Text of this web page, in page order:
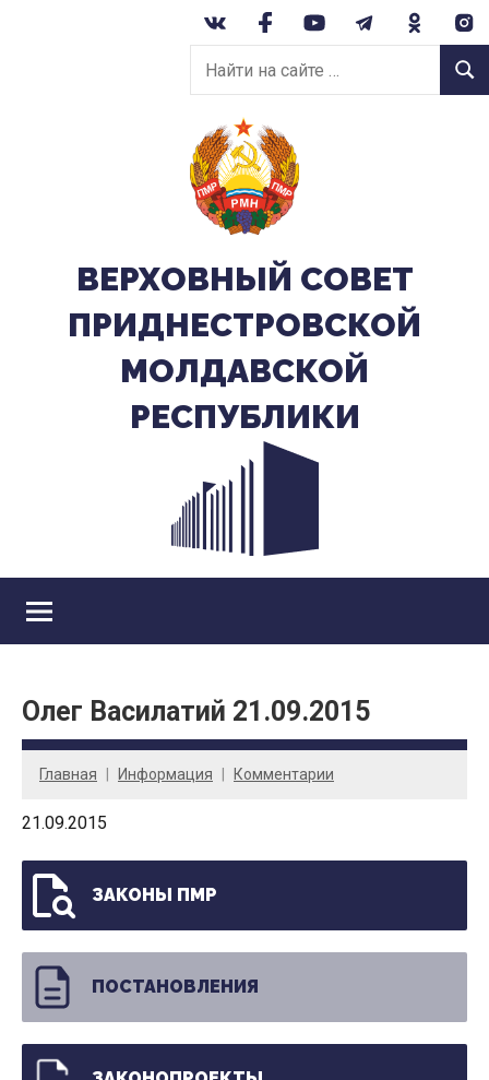
Найти
на
сайте:
ВЕРХОВНЫЙ CОВЕТ
ПРИДНЕСТРОВСКОЙ
МОЛДАВСКОЙ
РЕСПУБЛИКИ
Олег Василатий 21.09.2015
Главная Информация Комментарии
21.09.2015
ЗАКОНЫ ПМР
ПОСТАНОВЛЕНИЯ